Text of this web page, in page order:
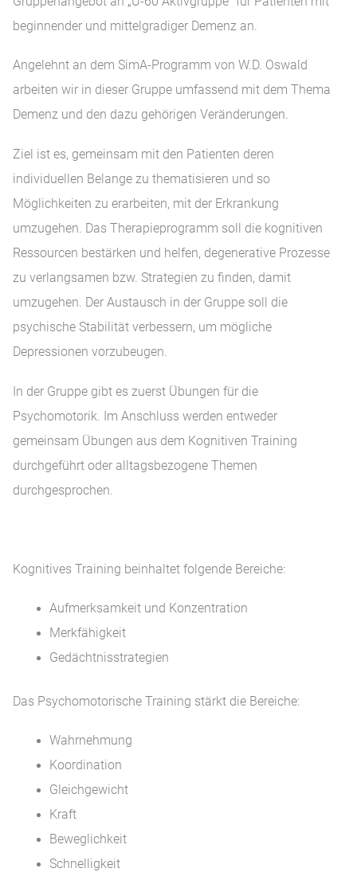
beginnender und mittelgradiger Demenz an.
Angelehnt an dem SimA-Programm von W.D. Oswald
arbeiten wir in dieser Gruppe umfassend mit dem Thema
Demenz und den dazu gehörigen Veränderungen.
Ziel ist es, gemeinsam mit den Patienten deren
individuellen Belange zu thematisieren und so
Möglichkeiten zu erarbeiten, mit der Erkrankung
umzugehen. Das Therapieprogramm soll die kognitiven
Ressourcen bestärken und helfen, degenerative Prozesse
zu verlangsamen bzw. Strategien zu finden, damit
umzugehen. Der Austausch in der Gruppe soll die
psychische Stabilität verbessern, um mögliche
Depressionen vorzubeugen.
In der Gruppe gibt es zuerst Übungen für die
Psychomotorik. Im Anschluss werden entweder
gemeinsam Übungen aus dem Kognitiven Training
durchgeführt oder alltagsbezogene Themen
durchgesprochen.
Kognitives Training beinhaltet folgende Bereiche:
Aufmerksamkeit und Konzentration
Merkfähigkeit
Gedächtnisstrategien
Das Psychomotorische Training stärkt die Bereiche:
Wahrnehmung
Koordination
Gleichgewicht
Kraft
Beweglichkeit
Schnelligkeit